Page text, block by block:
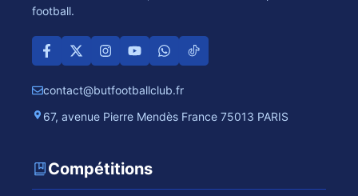
football.
contact@butfootballclub.fr
67, avenue Pierre Mendès France 75013 PARIS
Compétitions